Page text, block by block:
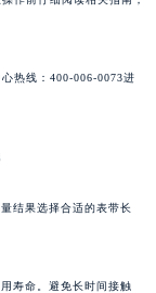
热线：400-006-0073进
结果选择合适的表带长
寿命。避免长时间接触